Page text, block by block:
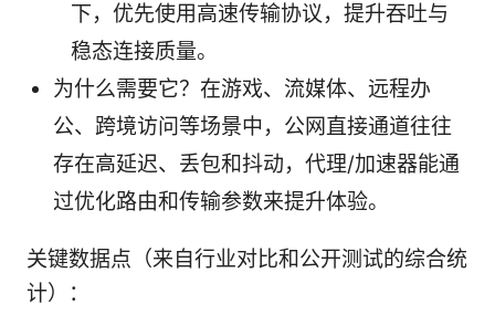
下，优先使用高速传输协议，提升吞吐与
稳态连接质量。
为什么需要它？在游戏、流媒体、远程办
公、跨境访问等场景中，公网直接通道往往
存在高延迟、丢包和抖动，代理/加速器能通
过优化路由和传输参数来提升体验。
关键数据点（来自行业对比和公开测试的综合统
计）：